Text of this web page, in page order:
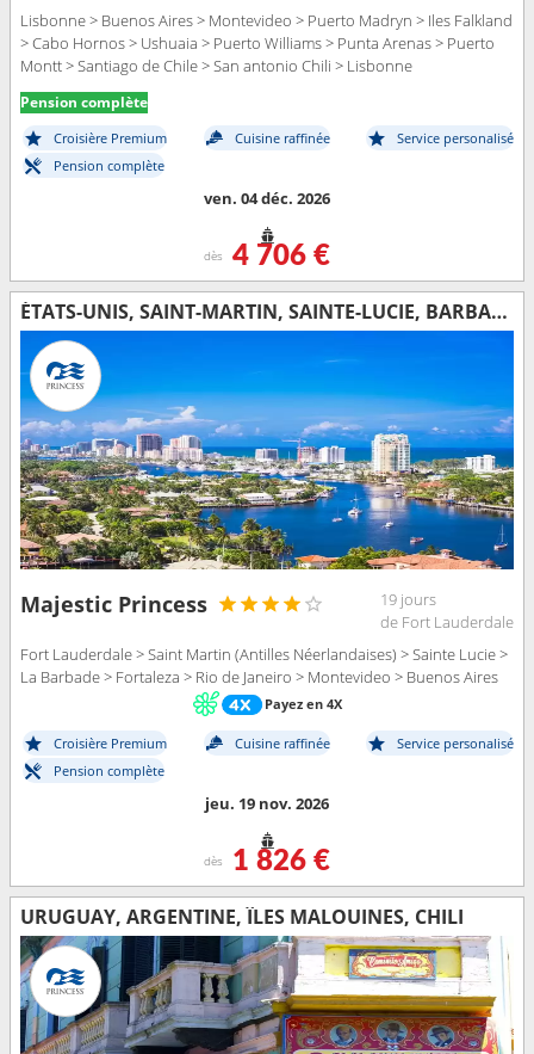
Lisbonne > Buenos Aires > Montevideo > Puerto Madryn > Iles Falkland
> Cabo Hornos > Ushuaia > Puerto Williams > Punta Arenas > Puerto
Montt > Santiago de Chile > San antonio Chili > Lisbonne
Pension complète
Croisière Premium Cuisine raffinée
Service personalisé
Pension complète
ven. 04 déc. 2026
dès 4 706 €
ÉTATS-UNIS, SAINT-MARTIN, SAINTE-LUCIE, BARBADE, BRÉSIL, URUGUAY, ARGENTINE
Majestic Princess
19 jours
de Fort Lauderdale
Fort Lauderdale > Saint Martin (Antilles Néerlandaises) > Sainte Lucie >
La Barbade > Fortaleza > Rio de Janeiro > Montevideo > Buenos Aires
Payez en 4X
Croisière Premium Cuisine raffinée
Service personalisé
Pension complète
jeu. 19 nov. 2026
dès 1 826 €
URUGUAY, ARGENTINE, ÎLES MALOUINES, CHILI